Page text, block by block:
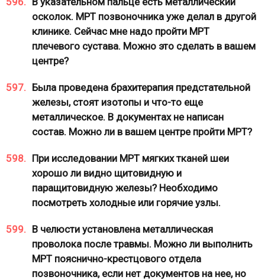
осколок. МРТ позвоночника уже делал в другой
клинике. Сейчас мне надо пройти МРТ
плечевого сустава. Можно это сделать в вашем
центре?
597.
Была проведена брахитерапия предстательной
железы, стоят изотопы и что-то еще
металлическое. В документах не написан
состав. Можно ли в вашем центре пройти МРТ?
598. При исследовании МРТ мягких тканей шеи
хорошо ли видно щитовидную и
паращитовидную железы? Необходимо
посмотреть холодные или горячие узлы.
599. В челюсти установлена металлическая
проволока после травмы. Можно ли выполнить
МРТ пояснично-крестцового отдела
позвоночника, если нет документов на нее, но